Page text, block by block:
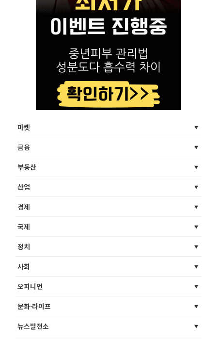
마켓
금융
부동산
산업
경제
국제
정치
사회
오피니언
문화·라이프
뉴스발전소